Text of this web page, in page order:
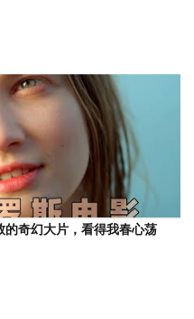
的奇幻大片，看得我春心荡